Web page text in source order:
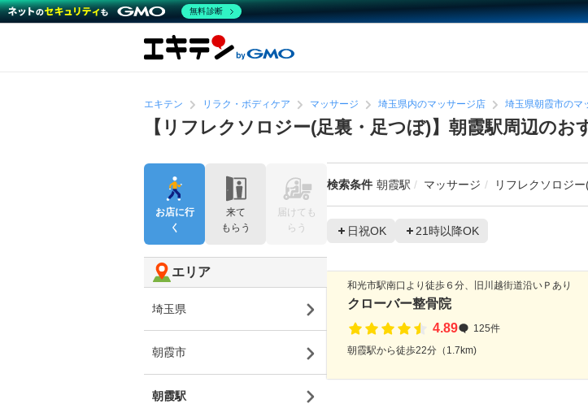
エキテン リラク・ボディケア マッサージ 埼玉県内のマッサージ店 埼玉県朝霞市のマ
【リフレクソロジー(足裏・足つぼ)】朝霞駅周辺のお
検索条件 朝霞駅 マッサージ リフレクソロジ
日祝OK 21時以降OK
和光市駅南口より徒歩６分、旧川越街道沿いＰあり
クローバー整骨院
4.89
125件
朝霞駅から徒歩22分（1.7km)
お店に行
く
来て
もらう
届けても
らう
エリア
埼玉県
朝霞市
朝霞駅
無料診断